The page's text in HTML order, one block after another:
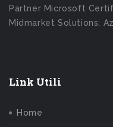
Partner Microsoft
Midmarket Solutions;
Link Utili
Home